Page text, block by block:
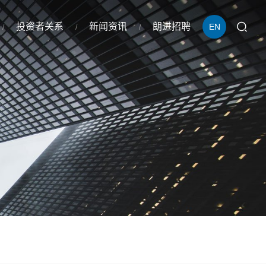
EN
投资者关系 新闻资讯 朗进招聘